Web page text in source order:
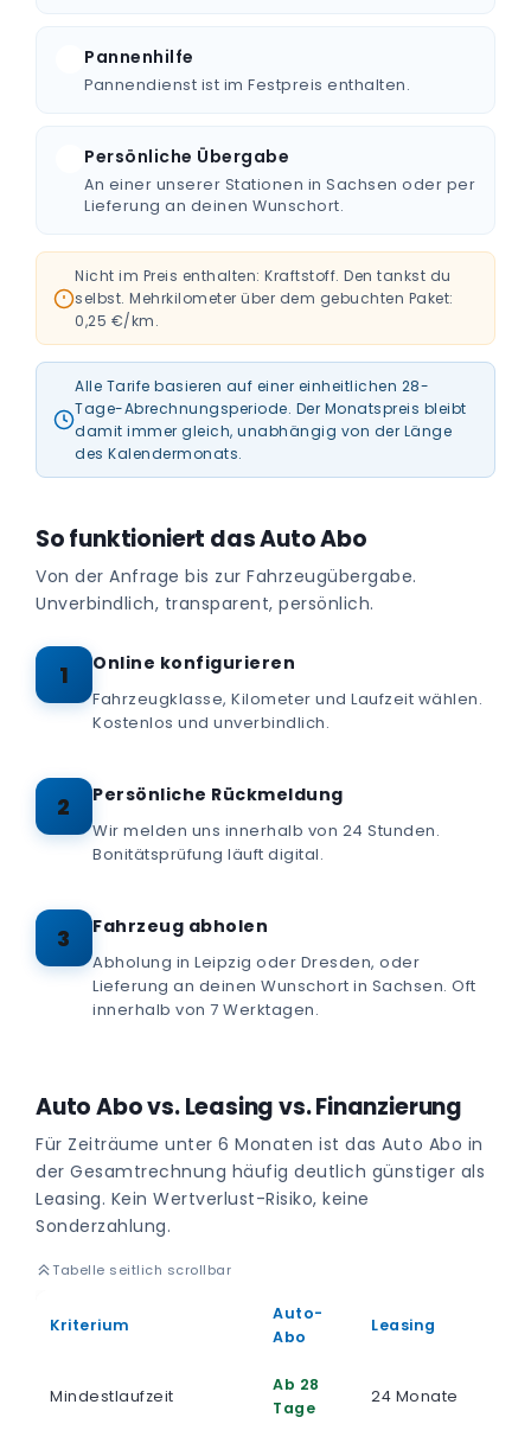
Pannenhilfe
Pannendienst ist im Festpreis enthalten.
Persönliche Übergabe
An einer unserer Stationen in Sachsen oder per
Lieferung an deinen Wunschort.
Nicht im Preis enthalten: Kraftstoff. Den tankst du
selbst. Mehrkilometer über dem gebuchten Paket:
0,25 €/km.
Alle Tarife basieren auf einer einheitlichen 28-
Tage-Abrechnungsperiode. Der Monatspreis bleibt
damit immer gleich, unabhängig von der Länge
des Kalendermonats.
So funktioniert das Auto Abo
Von der Anfrage bis zur Fahrzeugübergabe.
Unverbindlich, transparent, persönlich.
1 Online konfigurieren
Fahrzeugklasse, Kilometer und Laufzeit wählen.
Kostenlos und unverbindlich.
2 Persönliche Rückmeldung
Wir melden uns innerhalb von 24 Stunden.
Bonitätsprüfung läuft digital.
3 Fahrzeug abholen
Abholung in Leipzig oder Dresden, oder
Lieferung an deinen Wunschort in Sachsen. Oft
innerhalb von 7 Werktagen.
Auto Abo vs. Leasing vs. Finanzierung
Für Zeiträume unter 6 Monaten ist das Auto Abo in
der Gesamtrechnung häufig deutlich günstiger als
Leasing. Kein Wertverlust-Risiko, keine
Sonderzahlung.
Tabelle seitlich scrollbar
Kriterium
Auto-
Abo
Leasing
Mindestlaufzeit
Ab 28
Tage
24 Monate